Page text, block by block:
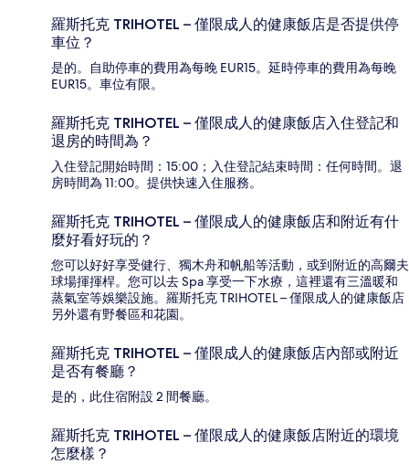
羅斯托克 TRIHOTEL – 僅限成人的健康飯店是否提供停
車位？
是的。自助停車的費用為每晚 EUR15。延時停車的費用為每晚
EUR15。車位有限。
羅斯托克 TRIHOTEL – 僅限成人的健康飯店入住登記和
退房的時間為？
入住登記開始時間：15:00；入住登記結束時間：任何時間。退
房時間為 11:00。提供快速入住服務。
羅斯托克 TRIHOTEL – 僅限成人的健康飯店和附近有什
麼好看好玩的？
您可以好好享受健行、獨木舟和帆船等活動，或到附近的高爾夫
球場揮揮桿。您可以去 Spa 享受一下水療，這裡還有三溫暖和
蒸氣室等娛樂設施。羅斯托克 TRIHOTEL – 僅限成人的健康飯店
另外還有野餐區和花園。
羅斯托克 TRIHOTEL – 僅限成人的健康飯店內部或附近
是否有餐廳？
是的，此住宿附設 2 間餐廳。
羅斯托克 TRIHOTEL – 僅限成人的健康飯店附近的環境
怎麼樣？